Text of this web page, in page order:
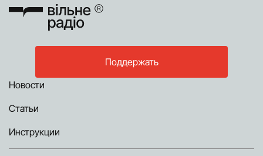
Поддержать
Новости
Статьи
Инструкции